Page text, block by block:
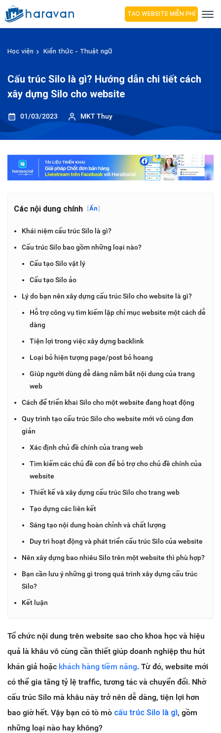
TẠO WEBSITE MIỄN PHÍ
Học viện Kiến thức - Thuật ngữ
Cấu trúc Silo là gì? Hướng dẫn chi tiết cách
xây dựng Silo cho website
01/03/2023 MKT Thuy
Các nội dung chính [Ẩn]
Khái niệm cấu trúc Silo là gì?
Cấu trúc Silo bao gồm những loại nào?
Cấu tạo Silo vật lý
Cấu tạo Silo ảo
Lý do bạn nên xây dựng cấu trúc Silo cho website là gì?
Hỗ trợ công vụ tìm kiếm lập chỉ mục website một cách dễ
dàng
Tiện lợi trong việc xây dựng backlink
Loại bỏ hiện tượng page/post bỏ hoang
Giúp người dùng dễ dàng nắm bắt nội dung của trang
web
Cách để triển khai Silo cho một website đang hoạt động
Quy trình tạo cấu trúc Silo cho website mới vô cùng đơn
giản
Xác định chủ đề chính của trang web
Tìm kiếm các chủ đề con để bỏ trợ cho chủ đề chính của
website
Thiết kế và xây dựng cấu trúc Silo cho trang web
Tạo dựng các liên kết
Sáng tạo nội dung hoàn chỉnh và chất lượng
Duy trì hoạt động và phát triển cấu trúc Silo của website
Nên xây dựng bao nhiêu Silo trên một website thì phù hợp?
Bạn cần lưu ý những gì trong quá trình xây dựng cấu trúc
Silo?
Kết luận
Tổ chức nội dung trên website sao cho khoa học và hiệu
quả là khâu vô cùng cần thiết giúp doanh nghiệp thu hút
khán giả hoặc khách hàng tiềm năng. Từ đó, website mới
có thể gia tăng tỷ lệ traffic, tương tác và chuyển đổi. Nhờ
cấu trúc Silo mà khâu này trở nên dễ dàng, tiện lợi hơn
bao giờ hết. Vậy bạn có tò mò cấu trúc Silo là gì, gồm
những loại nào hay không?